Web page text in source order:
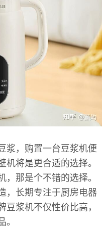
浆，购置一台豆浆机便
机将是更合适的选择。
那是个不错的选择。
，长期专注于厨房电器
豆浆机不仅性价比高，
。